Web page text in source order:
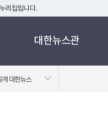
리집입니다.
국 정부기관이 관리하는 누리집입니
대한뉴스관
개 대한뉴스